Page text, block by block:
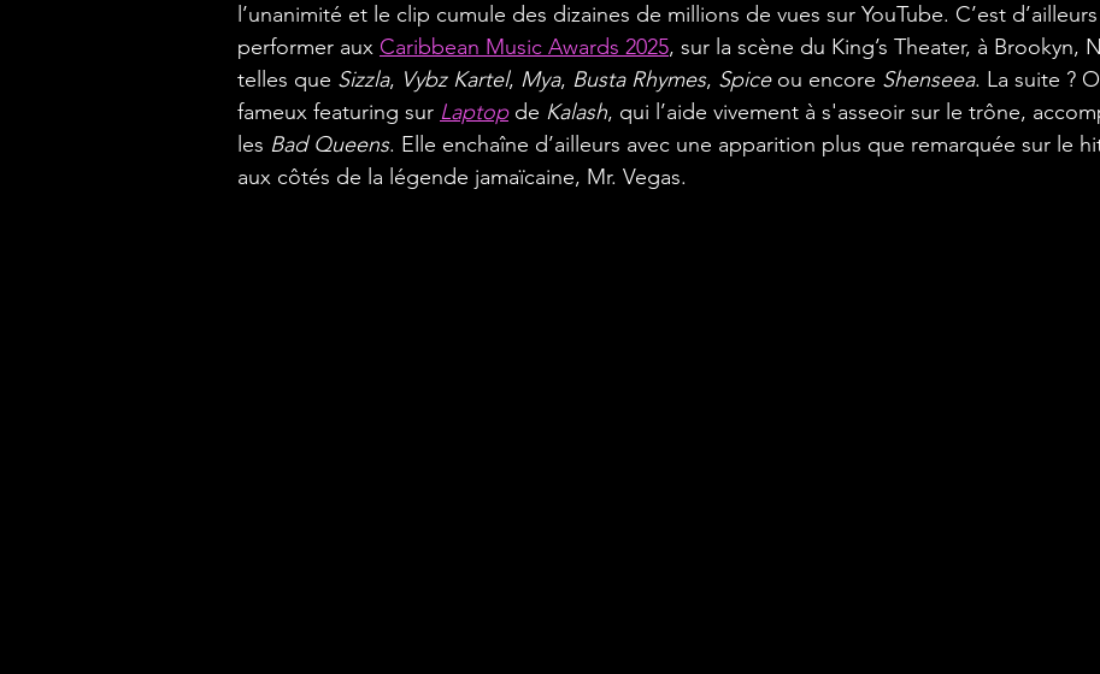
l’unanimité et le clip cumule des dizaines de millions de vues sur YouTube. C’est
performer aux Caribbean Music Awards 2025, sur la scène du King’s Theater, à Brookyn,
telles que Sizzla, Vybz Kartel, Mya, Busta Rhymes, Spice ou encore Shenseea. La suite ?
fameux featuring sur Laptop de Kalash, qui l’aide vivement à s'asseoir sur le trône,
les Bad Queens. Elle enchaîne d’ailleurs avec une apparition plus que remarquée sur le
aux côtés de la légende jamaïcaine, Mr. Vegas.